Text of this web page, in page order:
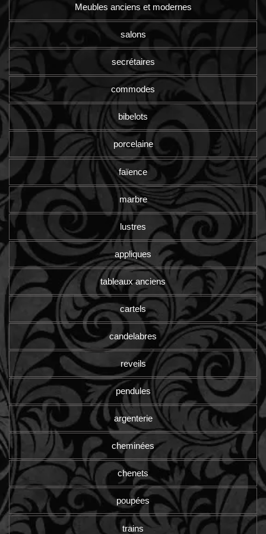
Meubles anciens et modernes
salons
secrétaires
commodes
bibelots
porcelaine
faïence
marbre
lustres
appliques
tableaux anciens
cartels
candelabres
reveils
pendules
argenterie
cheminées
chenets
poupées
trains